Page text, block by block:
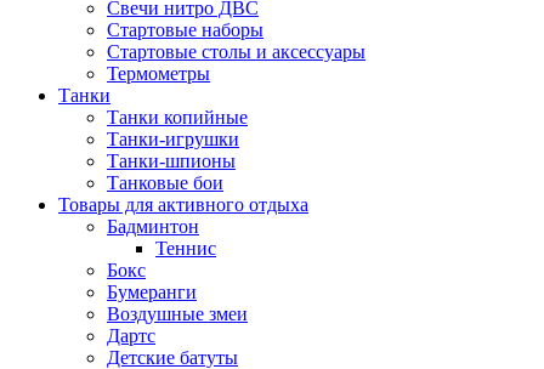
Свечи нитро ДВС
Стартовые наборы
Стартовые столы и аксессуары
Термометры
Танки
Танки копийные
Танки-игрушки
Танки-шпионы
Танковые бои
Товары для активного отдыха
Бадминтон
Теннис
Бокс
Бумеранги
Воздушные змеи
Дартс
Детские батуты